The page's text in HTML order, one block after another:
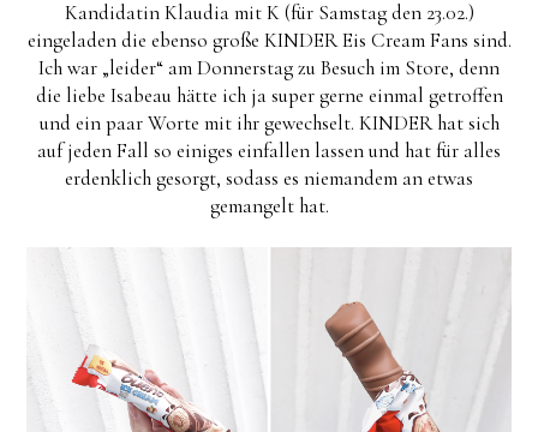
Kandidatin Klaudia mit K (für Samstag den 23.02.)
eingeladen die ebenso große KINDER Eis Cream Fans sind.
Ich war „leider“ am Donnerstag zu Besuch im Store, denn
die liebe Isabeau hätte ich ja super gerne einmal getroffen
und ein paar Worte mit ihr gewechselt. KINDER hat sich
auf jeden Fall so einiges einfallen lassen und hat für alles
erdenklich gesorgt, sodass es niemandem an etwas
gemangelt hat.